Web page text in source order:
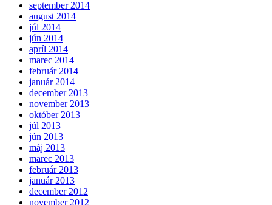
september 2014
august 2014
júl 2014
jún 2014
apríl 2014
marec 2014
február 2014
január 2014
december 2013
november 2013
október 2013
júl 2013
jún 2013
máj 2013
marec 2013
február 2013
január 2013
december 2012
november 2012